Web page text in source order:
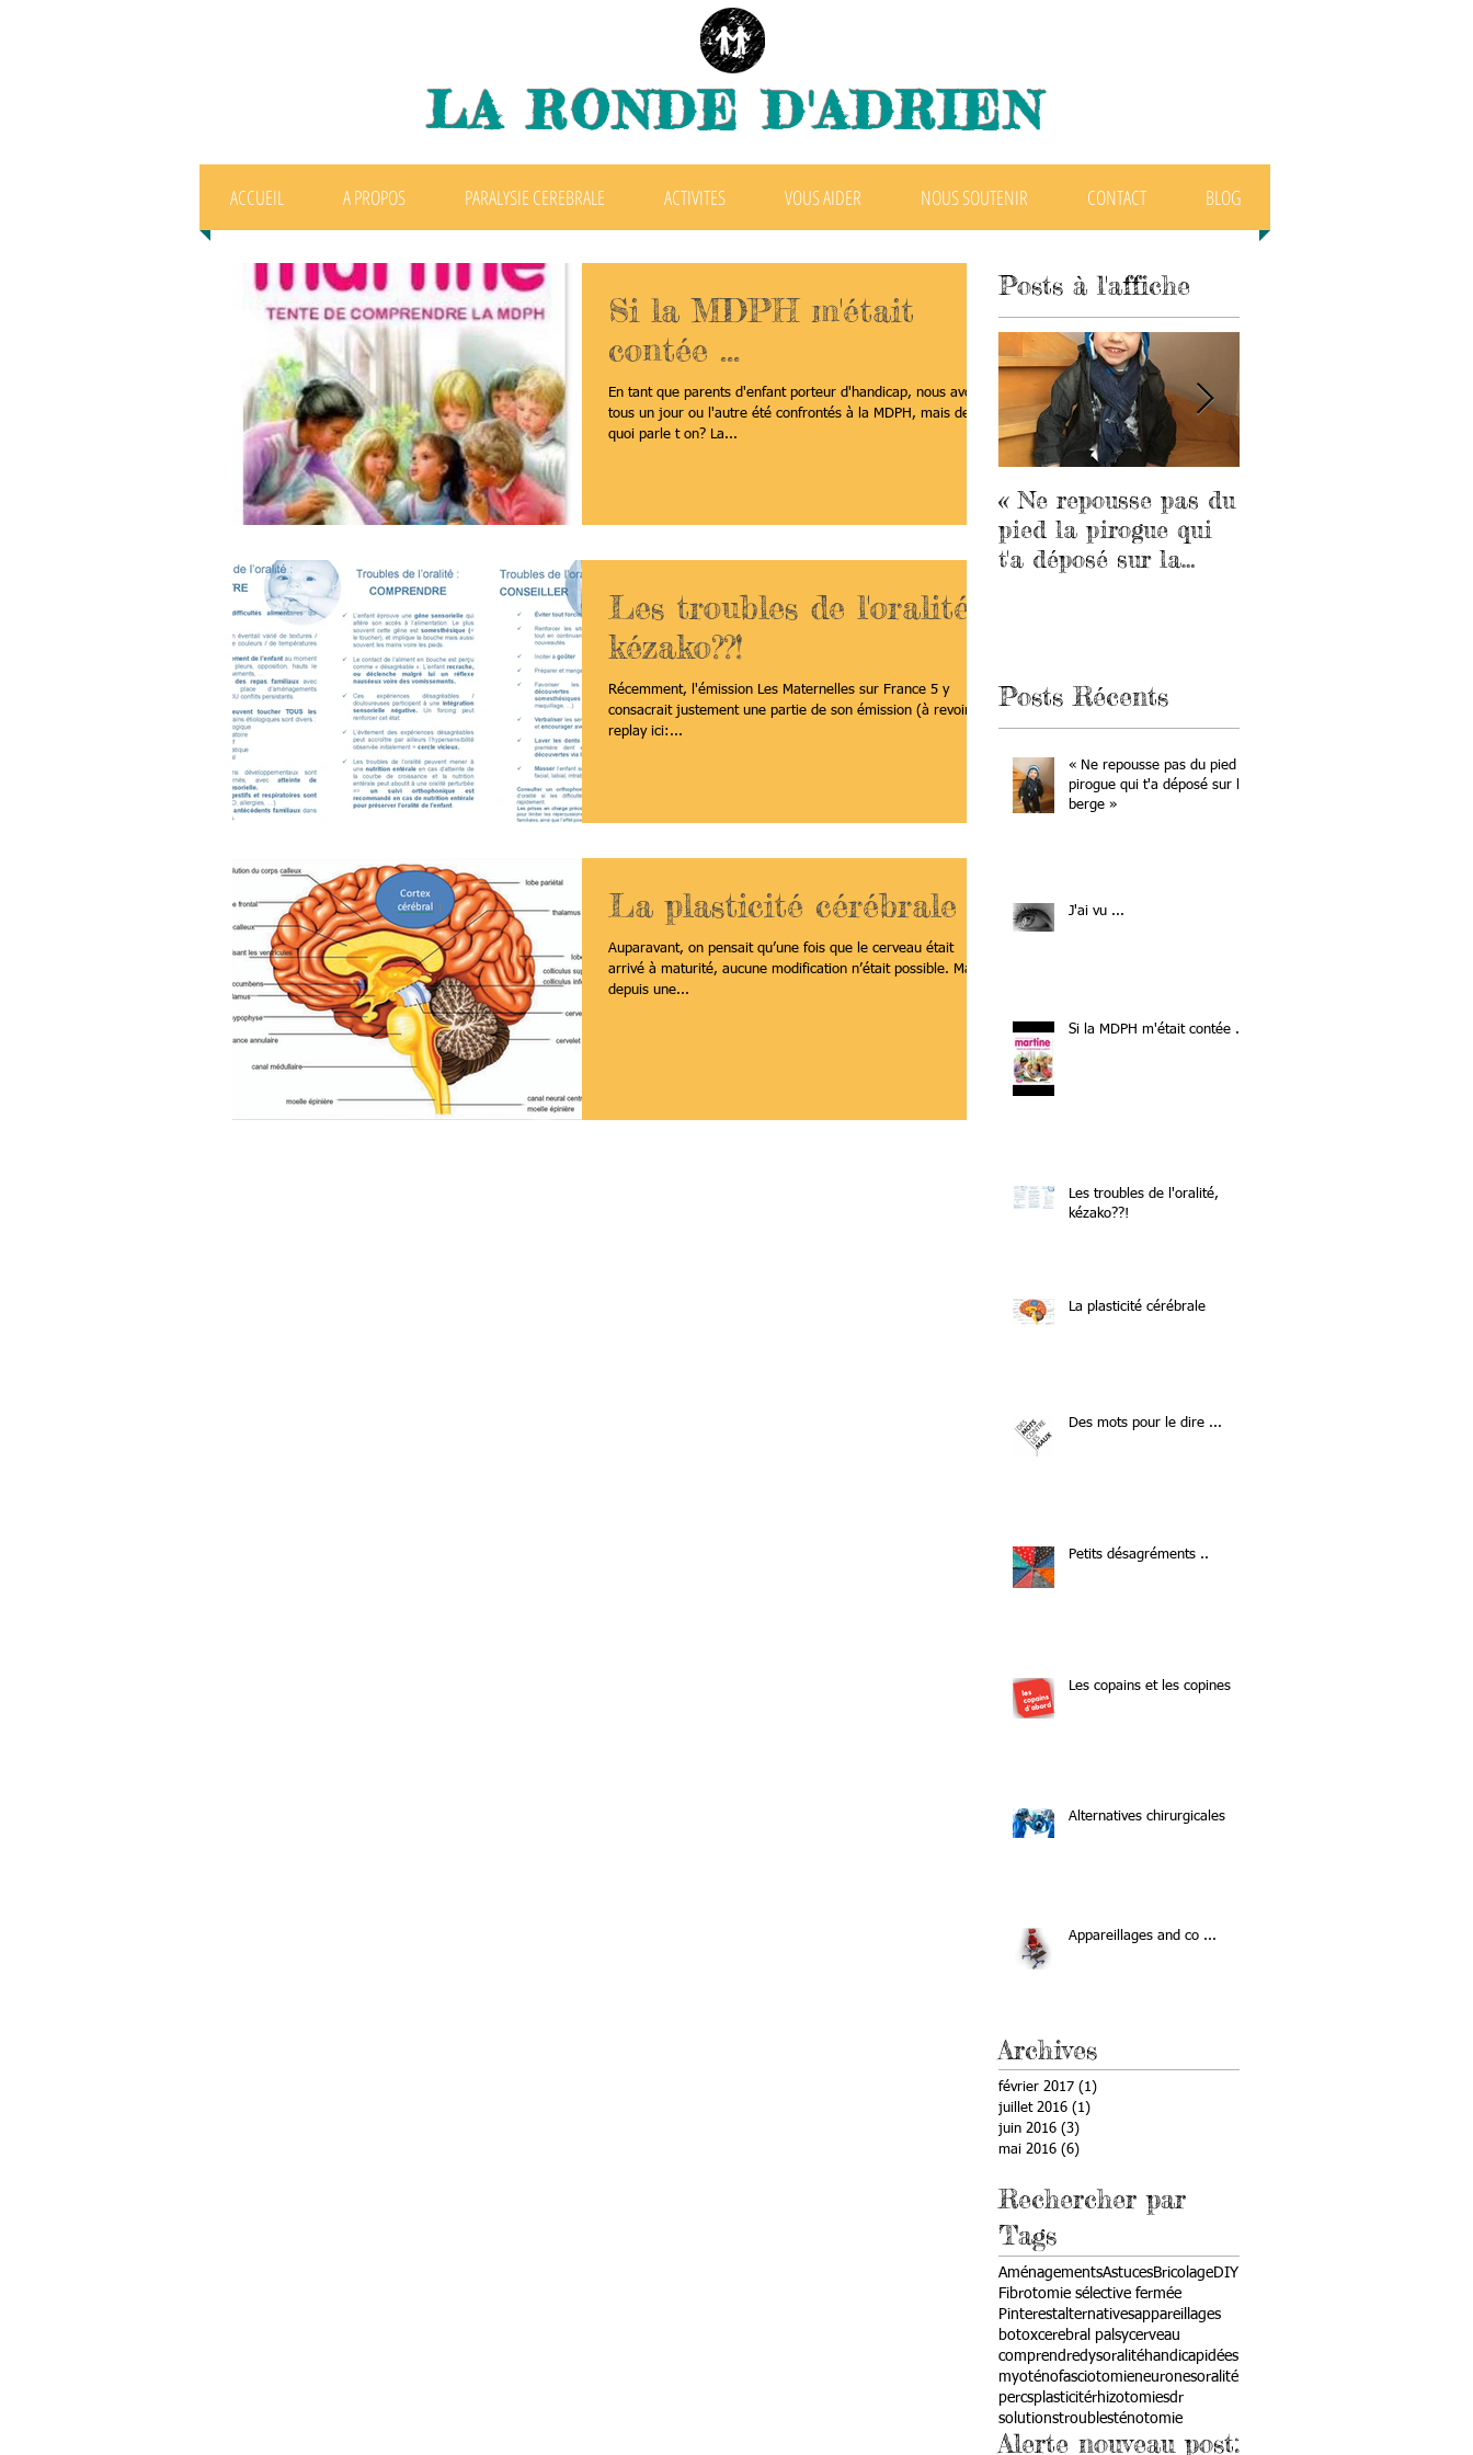
LA RONDE D'ADRIEN
ACCUEIL A PROPOS PARALYSIE CEREBRALE ACTIVITES VOUS AIDER NOUS SOUTENIR CONTACT BLOG
AménagementsAstucesBricolageDIY
Fibrotomie sélective fermée
Pinterestalternativesappareillages
botoxcerebral palsycerveau
comprendredysoralitéhandicapidées
myoténofasciotomieneuronesoralité
percsplasticitérhizotomiesdr
solutionstroublesténotomie
Si la MDPH m'était
contée ...
En tant que parents d'enfant porteur d'handicap, nous avons
tous un jour ou l'autre été confrontés à la MDPH, mais de
quoi parle t on? La...
Les troubles de l'oralité,
kézako??!
Récemment, l'émission Les Maternelles sur France 5 y
consacrait justement une partie de son émission (à revoir en
replay ici:...
La plasticité cérébrale
Auparavant, on pensait qu’une fois que le cerveau était
arrivé à maturité, aucune modification n’était possible. Mais,
depuis une...
« Ne repousse pas du pied la
pirogue qui t'a déposé sur la
berge »
J'ai vu ...
Si la MDPH m'était contée ...
Les troubles de l'oralité,
kézako??!
La plasticité cérébrale
Des mots pour le dire ...
Petits désagréments ..
Les copains et les copines
Alternatives chirurgicales
Appareillages and co ...
Posts Récents
Rechercher par
Tags
Posts à l'affiche
« Ne repousse pas du
pied la pirogue qui
t'a déposé sur la
Archives
février 2017 (1)
juillet 2016 (1)
juin 2016 (3)
mai 2016 (6)
Alerte nouveau post: